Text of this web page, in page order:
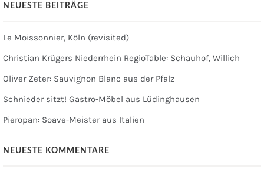
NEUESTE BEITRÄGE
Le Moissonnier, Köln (revisited)
Christian Krügers Niederrhein RegioTable: Schauhof, Willich
Oliver Zeter: Sauvignon Blanc aus der Pfalz
Schnieder sitzt! Gastro-Möbel aus Lüdinghausen
Pieropan: Soave-Meister aus Italien
NEUESTE KOMMENTARE